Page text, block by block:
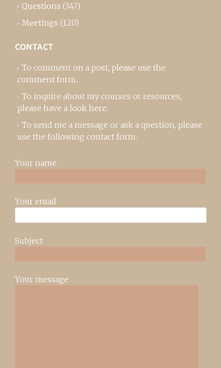
Questions (347)
Meetings (120)
CONTACT
To comment on a post, please use the
comment form..
To inquire about my courses or resources,
please have a look here.
To send me a message or ask a question, please
use the following contact form:
Your name
Your email
Subject
Your message